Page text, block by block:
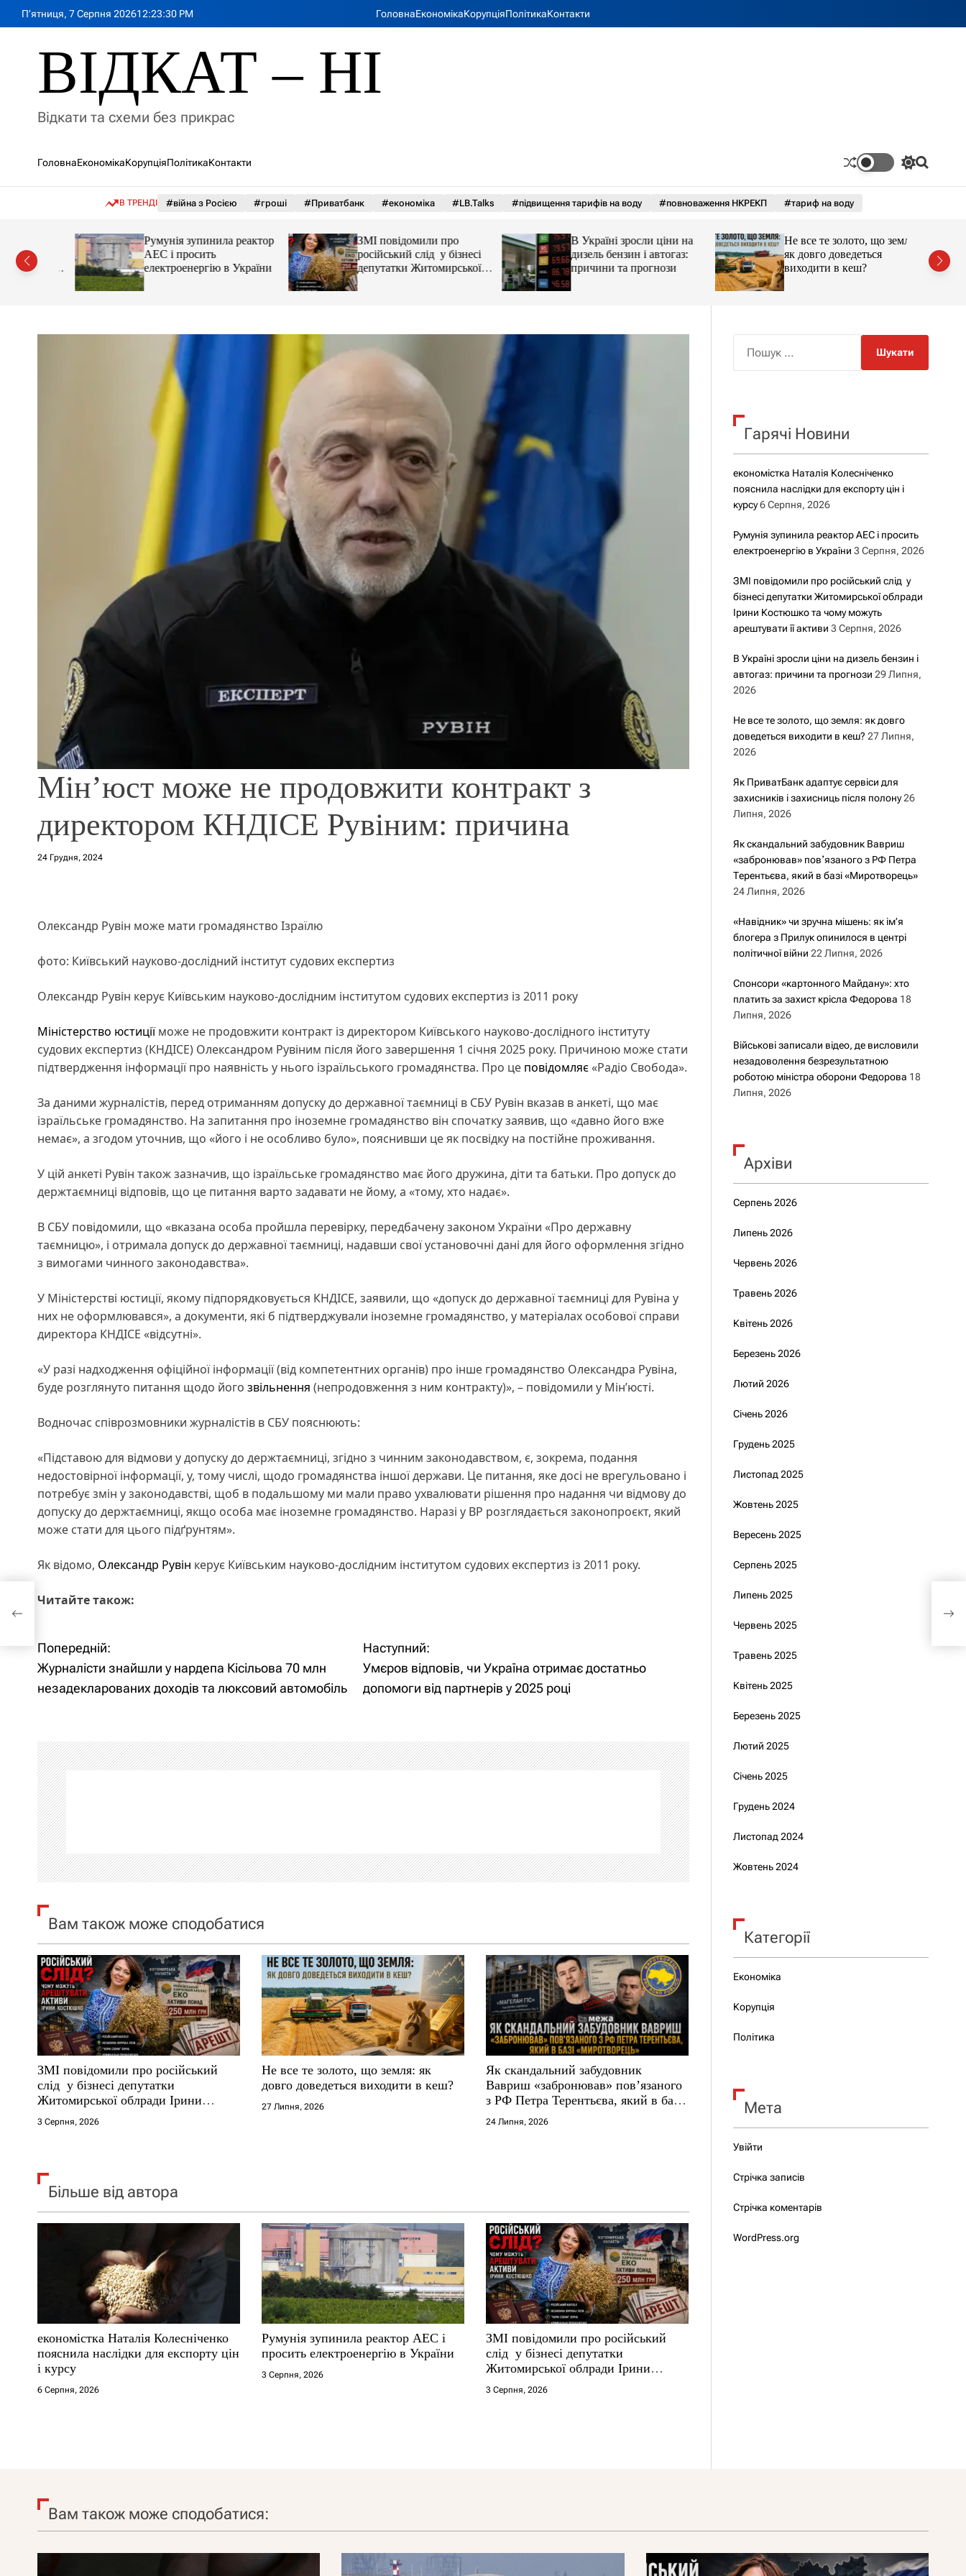
П’ятниця, 7 Серпня 202612:23:32 PM ГоловнаЕкономікаКорупціяПолітикаКонтакти
ВІДКАТ – НІ
Відкати та схеми без прикрас
ГоловнаЕкономікаКорупціяПолітикаКонтакти
П
к
р
о
у
П
В ТРЕНДІ #війна з Росією #гроші #Приватбанк #економіка #LB.Talks #підвищення тарифів на воду #повноваження НКРЕКП #тариф на воду
цін і
Румунія зупинила реактор
АЕС і просить
електроенергію в України
ЗМІ повідомили про
російський слід у бізнесі
депутатки Житомирської
облради Ірини Костюшко
та чому можуть арештувати
В Україні зросли ціни на
дизель бензин і автогаз:
причини та прогнози
Не все те золото, що земля:
як довго доведеться
виходити в кеш?
Мін’юст може не продовжити контракт з
директором КНДІСЕ Рувіним: причина
24 Грудня, 2024
Олександр Рувін може мати громадянство Ізраїлю
фото: Київський науково-дослідний інститут судових експертиз
Олександр Рувін керує Київським науково-дослідним інститутом судових експертиз із 2011 року
Міністерство юстиціїможе не продовжити контракт із директором Київського науково-дослідного інституту
судових експертиз (КНДІСЕ) Олександром Рувіним після його завершення 1 січня 2025 року. Причиною може стати
підтвердження інформації про наявність у нього ізраїльського громадянства. Про це повідомляє«Радіо Свобода».
За даними журналістів, перед отриманням допуску до державної таємниці в СБУ Рувін вказав в анкеті, що має
ізраїльське громадянство. На запитання про іноземне громадянство він спочатку заявив, що «давно його вже
немає», а згодом уточнив, що «його і не особливо було», пояснивши це як посвідку на постійне проживання.
У цій анкеті Рувін також зазначив, що ізраїльське громадянство має його дружина, діти та батьки. Про допуск до
держтаємниці відповів, що це питання варто задавати не йому, а «тому, хто надає».
В СБУ повідомили, що «вказана особа пройшла перевірку, передбачену законом України «Про державну
таємницю», і отримала допуск до державної таємниці, надавши свої установочні дані для його оформлення згідно
з вимогами чинного законодавства».
У Міністерстві юстиції, якому підпорядковується КНДІСЕ, заявили, що «допуск до державної таємниці для Рувіна у
них не оформлювався», а документи, які б підтверджували іноземне громадянство, у матеріалах особової справи
директора КНДІСЕ «відсутні».
«У разі надходження офіційної інформації (від компетентних органів) про інше громадянство Олександра Рувіна,
буде розглянуто питання щодо його звільнення (непродовження з ним контракту)», – повідомили у Мін’юсті.
Водночас співрозмовники журналістів в СБУ пояснюють:
«Підставою для відмови у допуску до держтаємниці, згідно з чинним законодавством, є, зокрема, подання
недостовірної інформації, у, тому числі, щодо громадянства іншої держави. Це питання, яке досі не врегульовано і
потребує змін у законодавстві, щоб в подальшому ми мали право ухвалювати рішення про надання чи відмову до
допуску до держтаємниці, якщо особа має іноземне громадянство. Наразі у ВР розглядається законопроєкт, який
може стати для цього підґрунтям».
Як відомо, Олександр Рувін керує Київським науково-дослідним інститутом судових експертиз із 2011 року.
Читайте також:
Н
а
і
г
а
ц
і
я
а
п
и
с
і
в
Попередній:
Журналісти знайшли у нардепа Кісільова 70 млн
незадекларованих доходів та люксовий автомобіль
Наступний:
Умєров відповів, чи Україна отримає достатньо
допомоги від партнерів у 2025 році
Вам також може сподобатися
ЗМІ повідомили про російський
слід у бізнесі депутатки
Житомирської облради Ірини
Костюшко та чому можуть
арештувати її активи
3 Серпня, 2026
Не все те золото, що земля: як
довго доведеться виходити в кеш?
27 Липня, 2026
Як скандальний забудовник
Вавриш «забронював» повʼязаного
з РФ Петра Терентьєва, який в базі
«Миротворець»
24 Липня, 2026
Більше від автора
економістка Наталія Колесніченко
пояснила наслідки для експорту цін
і курсу
6 Серпня, 2026
Румунія зупинила реактор АЕС і
просить електроенергію в України
3 Серпня, 2026
ЗМІ повідомили про російський
слід у бізнесі депутатки
Житомирської облради Ірини
Костюшко та чому можуть
арештувати її активи
3 Серпня, 2026
к
Гарячі Новини
економістка Наталія Колесніченко
пояснила наслідки для експорту цін і
курсу 6 Серпня, 2026
Румунія зупинила реактор АЕС і просить
електроенергію в України 3 Серпня, 2026
ЗМІ повідомили про російський слід у
бізнесі депутатки Житомирської облради
Ірини Костюшко та чому можуть
арештувати її активи 3 Серпня, 2026
В Україні зросли ціни на дизель бензин і
автогаз: причини та прогнози 29 Липня,
2026
Не все те золото, що земля: як довго
доведеться виходити в кеш? 27 Липня,
2026
Як ПриватБанк адаптує сервіси для
захисників і захисниць після полону 26
Липня, 2026
Як скандальний забудовник Вавриш
«забронював» повʼязаного з РФ Петра
Терентьєва, який в базі «Миротворець»
24 Липня, 2026
«Навідник» чи зручна мішень: як ім’я
блогера з Прилук опинилося в центрі
політичної війни 22 Липня, 2026
Спонсори «картонного Майдану»: хто
платить за захист крісла Федорова 18
Липня, 2026
Військові записали відео, де висловили
незадоволення безрезультатною
роботою міністра оборони Федорова 18
Липня, 2026
Архіви
Серпень 2026
Липень 2026
Червень 2026
Травень 2026
Квітень 2026
Березень 2026
Лютий 2026
Січень 2026
Грудень 2025
Листопад 2025
Жовтень 2025
Вересень 2025
Серпень 2025
Липень 2025
Червень 2025
Травень 2025
Квітень 2025
Березень 2025
Лютий 2025
Січень 2025
Грудень 2024
Листопад 2024
Жовтень 2024
Категорії
Економіка
Корупція
Політика
Мета
Увійти
Стрічка записів
Стрічка коментарів
WordPress.org
Вам також може сподобатися: